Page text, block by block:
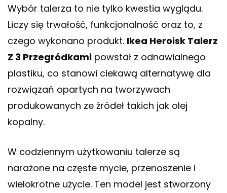
Wybór talerza to nie tylko kwestia wyglądu.
Liczy się trwałość, funkcjonalność oraz to, z
czego wykonano produkt. Ikea Heroisk Talerz
Z 3 Przegródkami powstał z odnawialnego
plastiku, co stanowi ciekawą alternatywę dla
rozwiązań opartych na tworzywach
produkowanych ze źródeł takich jak olej
kopalny.
W codziennym użytkowaniu talerze są
narażone na częste mycie, przenoszenie i
wielokrotne użycie. Ten model jest stworzony